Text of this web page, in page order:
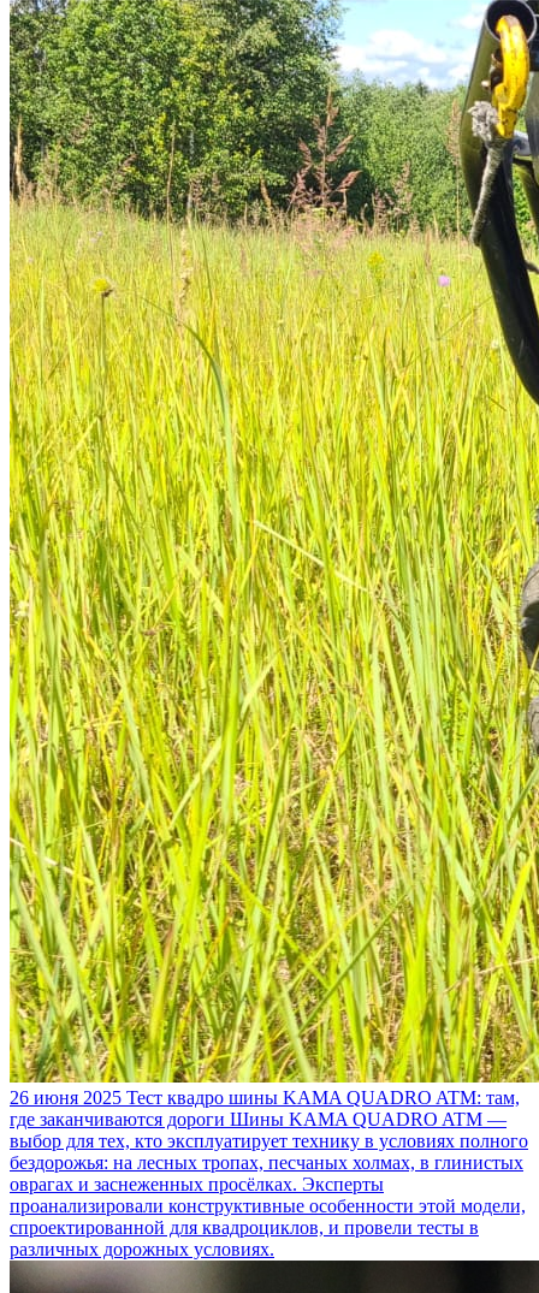
26 июня 2025 Тест квадро шины KAMA QUADRO ATM: там,
где заканчиваются дороги Шины KAMA QUADRO ATM —
выбор для тех, кто эксплуатирует технику в условиях полного
бездорожья: на лесных тропах, песчаных холмах, в глинистых
оврагах и заснеженных просёлках. Эксперты
проанализировали конструктивные особенности этой модели,
спроектированной для квадроциклов, и провели тесты в
различных дорожных условиях.